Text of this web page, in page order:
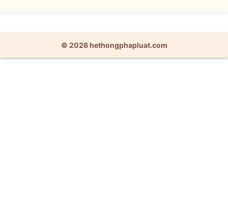
© 2026 hethongphapluat.com